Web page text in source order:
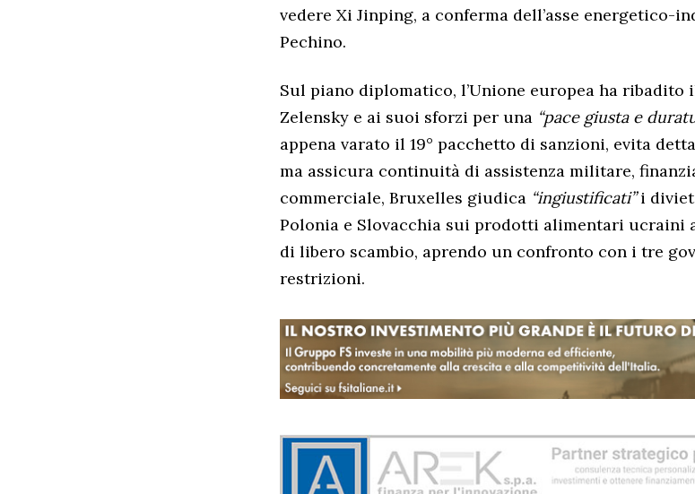
vedere Xi Jinping, a conferma dell’asse energetico-
Pechino.
Sul piano diplomatico, l’Unione europea ha ribadito
Zelensky e ai suoi sforzi per una “pace giusta e
appena varato il 19° pacchetto di sanzioni, evita
ma assicura continuità di assistenza militare,
commerciale, Bruxelles giudica “ingiustificati”i
Polonia e Slovacchia sui prodotti alimentari ucraini
di libero scambio, aprendo un confronto con i tre
restrizioni.